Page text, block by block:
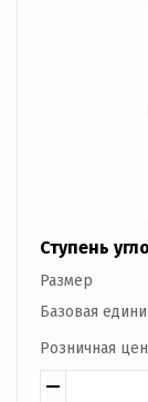
Ступень
Размер
Базовая
Розничная